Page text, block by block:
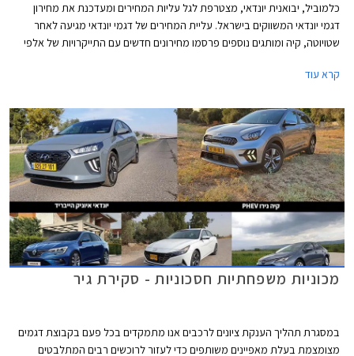
כלמוביל, יבואנית יונדאי, מצטרפת לגל עליות המחירים ומעדכנת את מחירון
דגמי יונדאי המשווקים בישראל. עליית המחירים של דגמי יונדאי מגיעה לאחר
שטויוטה, קיה ומותגים נוספים פרסמו מחירונים חדשים עם התייקרויות של אלפי
קרא עוד
מכוניות משפחתיות חסכוניות - סקירת גיר
במסגרת תהליך הענקת ציונים לרכבים אנו מתמקדים בכל פעם בקבוצת דגמים
מצומצמת בעלת מאפיינים משותפים כדי לעזור לרוכשים רבים המתלבטים